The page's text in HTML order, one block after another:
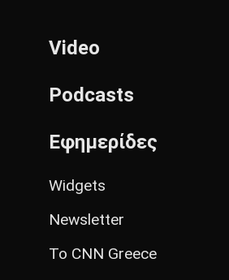
Video
Podcasts
Εφημερίδες
Widgets
Newsletter
Το CNN Greece